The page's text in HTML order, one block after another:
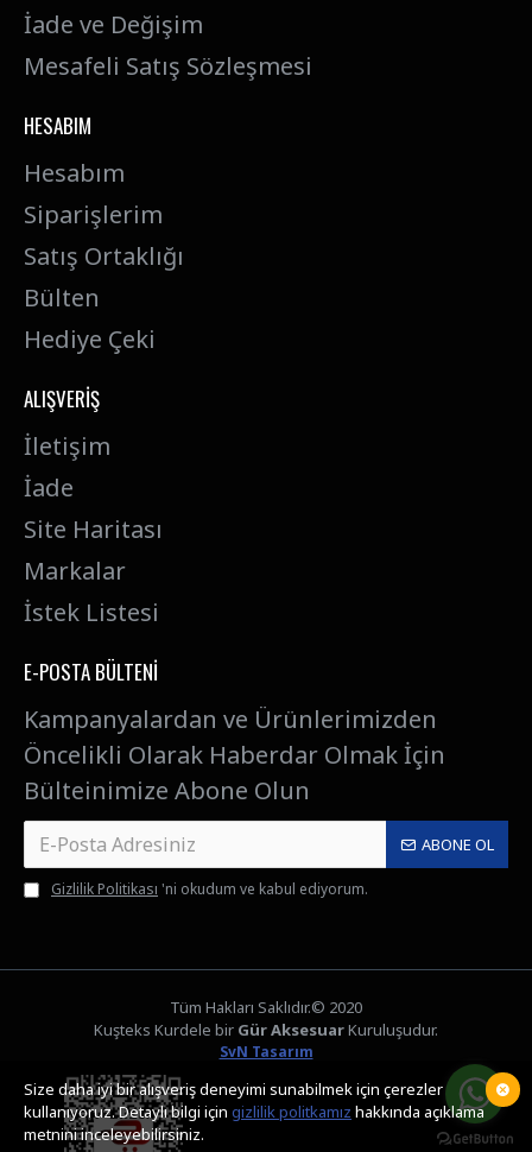
İade ve Değişim
Mesafeli Satış Sözleşmesi
HESABIM
Hesabım
Siparişlerim
Satış Ortaklığı
Bülten
Hediye Çeki
ALIŞVERIŞ
İletişim
İade
Site Haritası
Markalar
İstek Listesi
E-POSTA BÜLTENI
Kampanyalardan ve Ürünlerimizden
Öncelikli Olarak Haberdar Olmak İçin
Bülteinimize Abone Olun
ABONE OL
Gizlilik Politikası 'ni okudum ve kabul ediyorum.
Tüm Hakları Saklıdır.© 2020
Kuşteks Kurdele bir Gür AksesuarKuruluşudur.
SvN Tasarım
Size daha iyi bir alışveriş deneyimi sunabilmek için çerezler
kullanıyoruz. Detaylı bilgi için gizlilik politkamız hakkında açıklama
metnini inceleyebilirsiniz.